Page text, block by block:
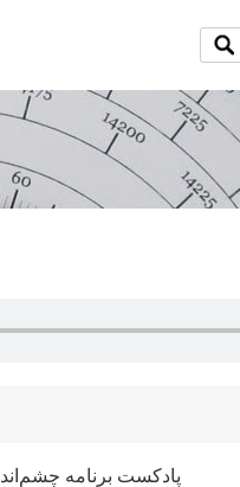
پادکست برنامه چشم‌انداز